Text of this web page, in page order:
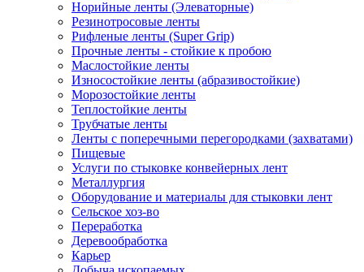
Норийные ленты (Элеваторные)
Резинотросовые ленты
Рифленые ленты (Super Grip)
Прочные ленты - стойкие к пробою
Маслостойкие ленты
Износостойкие ленты (абразивостойкие)
Морозостойкие ленты
Теплостойкие ленты
Трубчатые ленты
Ленты с поперечными перегородками (захватами)
Пищевые
Услуги по стыковке конвейерных лент
Металлургия
Оборудование и материалы для стыковки лент
Сельское хоз-во
Переработка
Деревообработка
Карьер